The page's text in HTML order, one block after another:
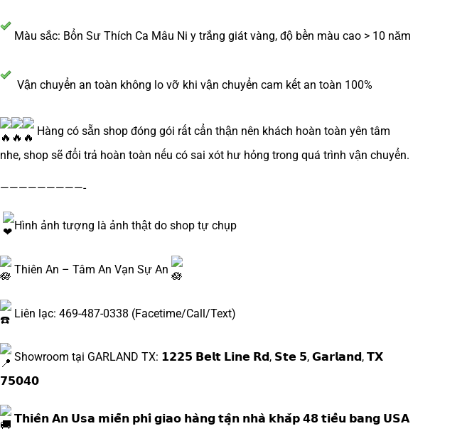
Màu sắc: Bổn Sư Thích Ca Mâu Ni y trắng giát vàng, độ bền màu cao > 10 năm
Vận chuyển an toàn không lo vỡ khi vận chuyển cam kết an toàn 100%
Hàng có sẵn shop đóng gói rất cẩn thận nên khách hoàn toàn yên tâm
nhe, shop sẽ đổi trả hoàn toàn nếu có sai xót hư hỏng trong quá trình vận chuyển.
—————————-
Hình ảnh tượng là ảnh thật do shop tự chụp
Thiên An – Tâm An Vạn Sự An
Liên lạc: 469-487-0338 (Facetime/Call/Text)
Showroom tại GARLAND TX: 𝟭𝟮𝟮𝟱 𝗕𝗲𝗹𝘁 𝗟𝗶𝗻𝗲 𝗥𝗱, 𝗦𝘁𝗲 𝟱, 𝗚𝗮𝗿𝗹𝗮𝗻𝗱, 𝗧𝗫
𝟳𝟱𝟬𝟰𝟬
𝗧𝗵𝗶𝗲̂𝗻 𝗔𝗻 𝗨𝘀𝗮 𝗺𝗶𝗲̂̃𝗻 𝗽𝗵𝗶́ 𝗴𝗶𝗮𝗼 𝗵𝗮̀𝗻𝗴 𝘁𝗮̣̂𝗻 𝗻𝗵𝗮̀ 𝗸𝗵𝗮̆́𝗽 𝟰𝟴 𝘁𝗶𝗲̂̉𝘂 𝗯𝗮𝗻𝗴 𝗨𝗦𝗔